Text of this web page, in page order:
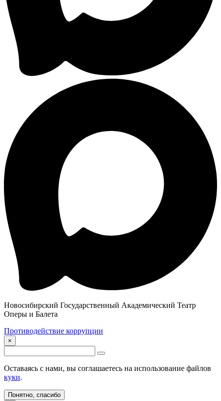
Новосибирский Государственный Академический Театр
Оперы и Балета
Противодействие коррупции
×
Оставаясь с нами, вы соглашаетесь на использование файлов
куки.
Понятно, спасибо